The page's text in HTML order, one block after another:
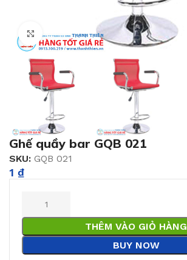
Click to enlarge
Ghế quầy bar GQB 021
SKU: GQB 021
1 ₫
THÊM VÀO GIỎ HÀNG
BUY NOW